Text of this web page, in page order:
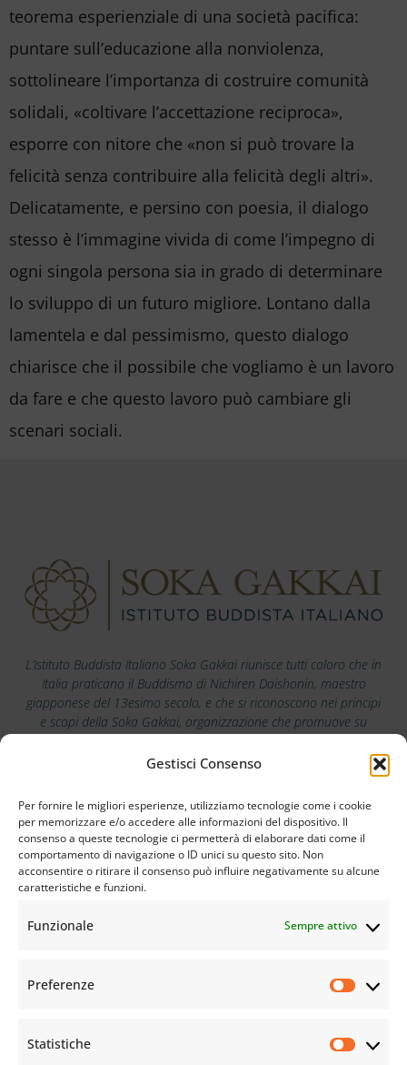
Gestisci Consenso
Per fornire le migliori esperienze, utilizziamo tecnologie come i cookie
per memorizzare e/o accedere alle informazioni del dispositivo. Il
consenso a queste tecnologie ci permetterà di elaborare dati come il
comportamento di navigazione o ID unici su questo sito. Non
acconsentire o ritirare il consenso può influire negativamente su alcune
caratteristiche e funzioni.
Funzionale Sempre attivo
Preferenze
Statistiche
teorema esperienziale di una società pacifica:
puntare sull’educazione alla nonviolenza,
sottolineare l’importanza di costruire comunità
solidali, «coltivare l’accettazione reciproca»,
esporre con nitore che «non si può trovare la
felicità senza contribuire alla felicità degli altri».
Delicatamente, e persino con poesia, il dialogo
stesso è l’immagine vivida di come l’impegno di
ogni singola persona sia in grado di determinare
lo sviluppo di un futuro migliore. Lontano dalla
lamentela e dal pessimismo, questo dialogo
chiarisce che il possibile che vogliamo è un lavoro
da fare e che questo lavoro può cambiare gli
scenari sociali.
L’Istituto Buddista Italiano Soka Gakkai riunisce tutti coloro che in
Italia praticano il Buddismo di Nichiren Daishonin, maestro
giapponese del 13esimo secolo, e che si riconoscono nei principi
e scopi della Soka Gakkai, organizzazione che promuove su